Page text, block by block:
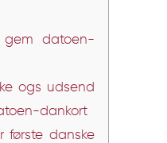
datoen-
ogs udsend
dankort
første danske